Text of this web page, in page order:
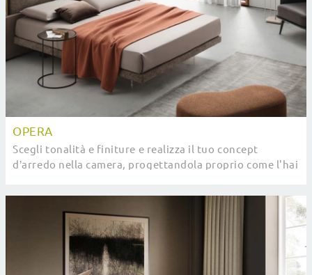
OPERA
Scegli tonalità e finiture e realizza il tuo concept
d’arredo nella camera, progettandola proprio come l'hai